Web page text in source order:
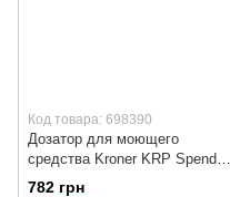
Код товара: 698390
Дозатор для моющего
средства Kroner KRP Spender
- SCH054 (графит)
782 грн